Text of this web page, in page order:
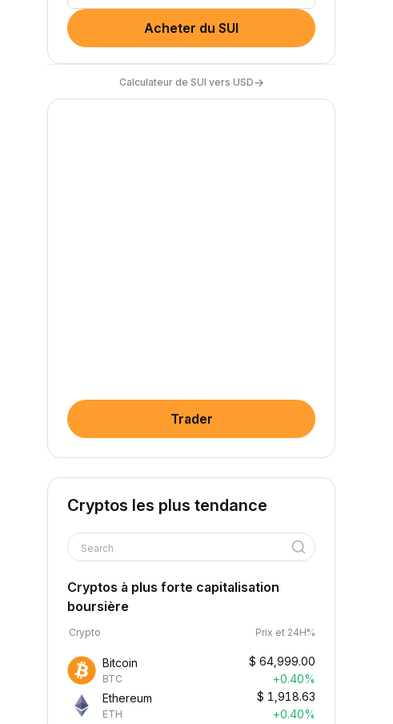
Acheter du SUI
Calculateur de SUI vers USD→
Trader
Cryptos les plus tendance
Search
Cryptos à plus forte capitalisation
boursière
Crypto Prix et 24H%
Bitcoin
BTC
$ 64,999.00
+0.40%
Ethereum
ETH
$ 1,918.63
+0.40%